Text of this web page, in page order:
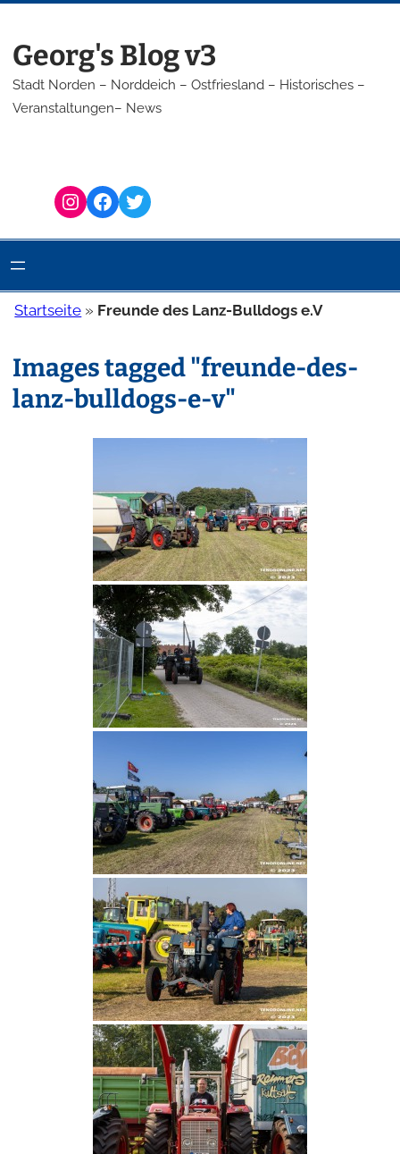
springen
Georg's Blog v3
Stadt Norden – Norddeich – Ostfriesland – Historisches –
Veranstaltungen– News
Instagram Facebook Twitter
Startseite » Freunde des Lanz-Bulldogs e.V
Images tagged "freunde-des-
lanz-bulldogs-e-v"